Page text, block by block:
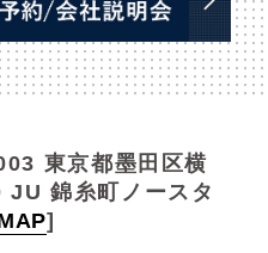
東京都墨田区横
JU 錦糸町ノースタ
]